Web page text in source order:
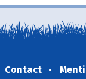
Contact